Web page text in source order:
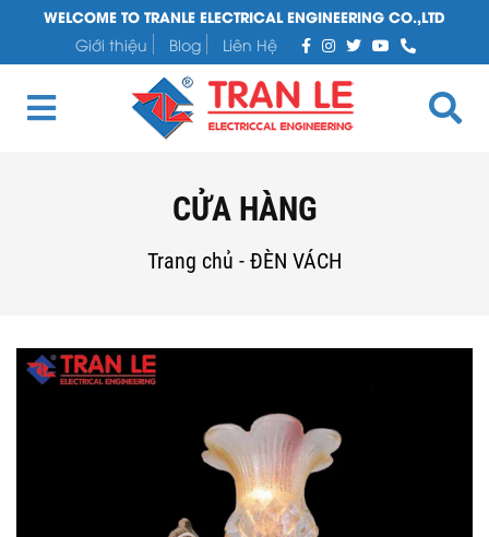
WELCOME TO TRANLE ELECTRICAL ENGINEERING CO.,LTD
Giới thiệu
Blog Liên Hệ
CỬA HÀNG
Trang chủ - ĐÈN VÁCH